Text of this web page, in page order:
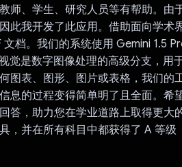
师、学生、研究人员等有帮助。由
此我开发了此应用。借助面向学术
档。我们的系统使用 Gemini 1.5
觉是数字图像处理的高级分支，用
图表、图形、图片或表格，我们的
息的过程变得简单明了且全面。希
答，助力您在学业道路上取得更大
，并在所有科目中都获得了 A 等级